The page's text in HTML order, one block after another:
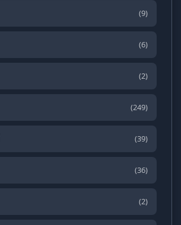
(9)
(6)
(2)
(249)
(39)
(36)
(2)